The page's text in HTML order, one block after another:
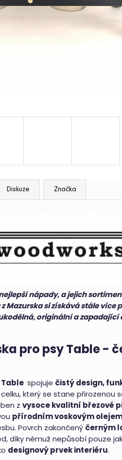
Diskuze Značka
nápady, a jejich
Mazurska si získává stále více
originální a
pro psy Table -
Table spojuje čistý design,
který se stane přirozenou
z vysoce kvalitní březové
přírodním voskovým
Povrch zakončený černým
díky němuž nepůsobí pouze
designový prvek interiéru.